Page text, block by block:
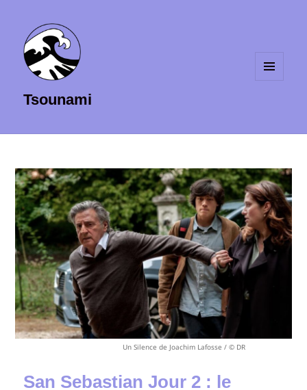
Tsounami
Un Silence de Joachim Lafosse / © DR
San Sebastian Jour 2 : le